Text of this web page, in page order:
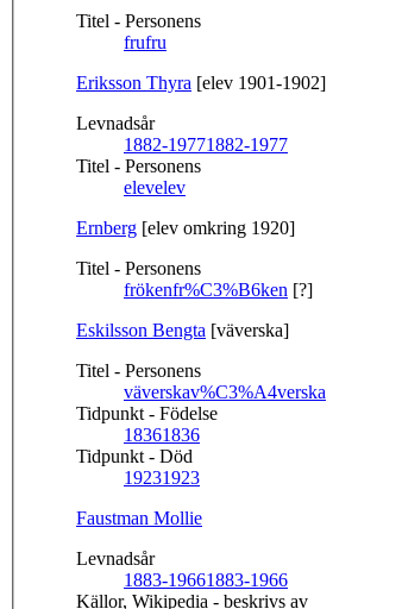
Titel - Personens
frufru
Eriksson Thyra [elev 1901-1902]
Levnadsår
1882-19771882-1977
Titel - Personens
elevelev
Ernberg [elev omkring 1920]
Titel - Personens
frökenfr%C3%B6ken [?]
Eskilsson Bengta [väverska]
Titel - Personens
väverskav%C3%A4verska
Tidpunkt - Födelse
18361836
Tidpunkt - Död
19231923
Faustman Mollie
Levnadsår
1883-19661883-1966
Källor, Wikipedia - beskrivs av